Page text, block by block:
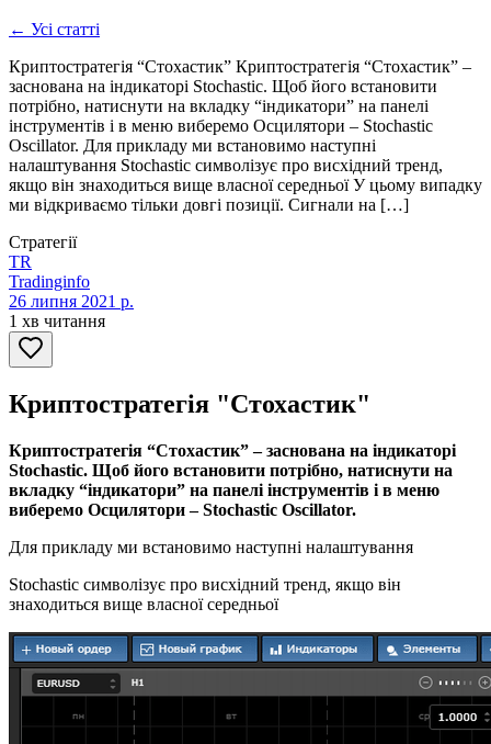
← Усі статті
Криптостратегія “Стохастик” Криптостратегія “Стохастик” –
заснована на індикаторі Stochastic. Щоб його встановити
потрібно, натиснути на вкладку “індикатори” на панелі
інструментів і в меню виберемо Осцилятори – Stochastic
Oscillator. Для прикладу ми встановимо наступні
налаштування Stochastic символізує про висхідний тренд,
якщо він знаходиться вище власної середньої У цьому випадку
ми відкриваємо тільки довгі позиції. Сигнали на […]
Стратегії
TR
Tradinginfo
26 липня 2021 р.
1 хв читання
Криптостратегія "Стохастик"
Криптостратегія “Стохастик” – заснована на індикаторі
Stochastic. Щоб його встановити потрібно, натиснути на
вкладку “індикатори” на панелі інструментів і в меню
виберемо Осцилятори – Stochastic Oscillator.
Для прикладу ми встановимо наступні налаштування
Stochastic символізує про висхідний тренд, якщо він
знаходиться вище власної середньої